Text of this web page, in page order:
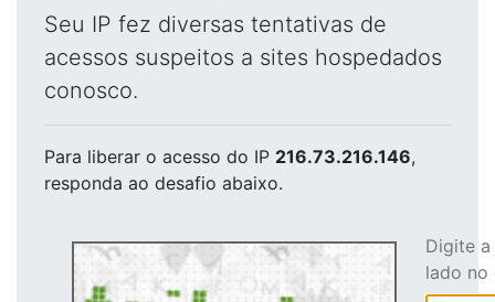
Seu IP fez diversas tentativas de
acessos suspeitos a sites hospedados
conosco.
Para liberar o acesso do IP 216.73.216.146,
responda ao desafio abaixo.
Digite
lado no